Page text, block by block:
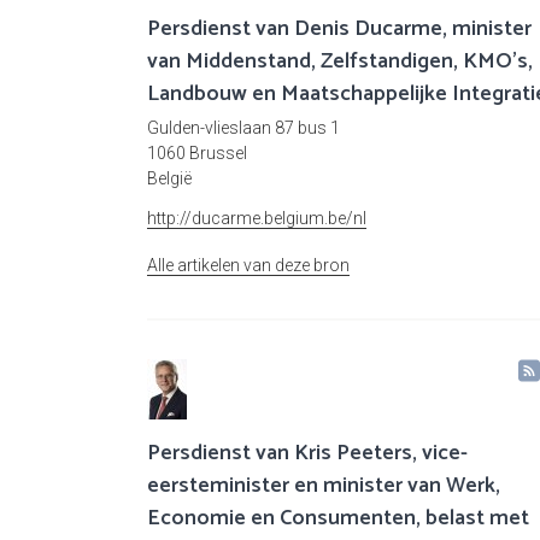
Persdienst van Denis Ducarme, minister
van Middenstand, Zelfstandigen, KMO's,
Landbouw en Maatschappelijke
Gulden-vlieslaan 87 bus 1
1060 Brussel
België
http://ducarme.belgium.be/nl
Alle artikelen van deze bron
Persdienst van Kris Peeters, vice-
eersteminister en minister van Werk,
Economie en Consumenten, belast met